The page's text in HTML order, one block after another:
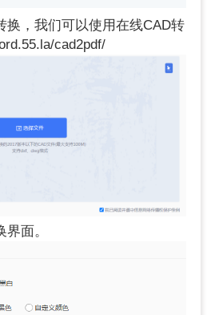
换，我们可以使用在线CAD转
cad2pdf/
面。